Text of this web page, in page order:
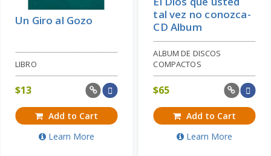
Un Giro al Gozo
LIBRO
$13
Add to Cart
Learn More
tal vez no conozca-
CD Album
ALBUM DE DISCOS
COMPACTOS
$65
Add to Cart
Learn More